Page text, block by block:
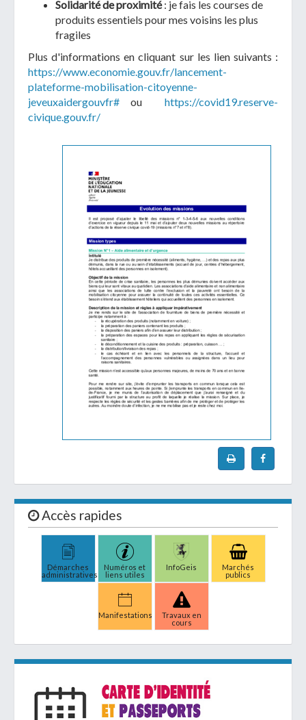
Solidarité de proximité: je fais les courses de
produits essentiels pour mes voisins les plus
fragiles
Plus d'informations en cliquant sur les lien suivants :
https://www.economie.gouv.fr/lancement-
plateforme-mobilisation-citoyenne-
jeveuxaidergouvfr# ou https://covid19.reserve-
civique.gouv.fr/
Accès rapides
Démarches
administratives
Numéros et
liens utiles
InfoGeis
Marchés
publics
Manifestations
Travaux en
cours